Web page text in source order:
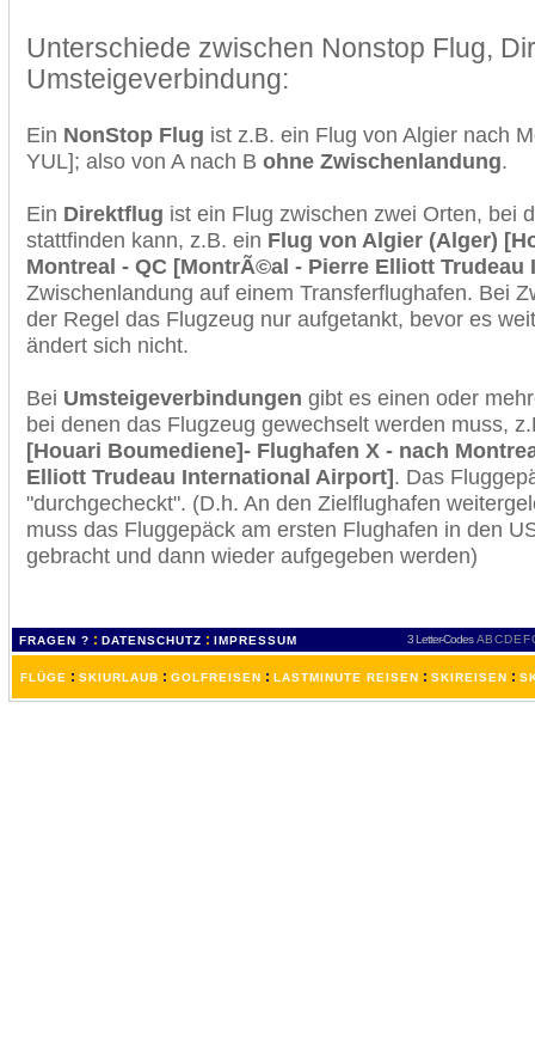
Unterschiede zwischen Nonstop Flug,
Umsteigeverbindung:
Ein NonStop Flug ist z.B. ein Flug von Algier nach
YUL]; also von A nach B ohne Zwischenlandung.
Ein Direktflug ist ein Flug zwischen zwei Orten, bei
stattfinden kann, z.B. ein Flug von Algier (Alger)
Montreal - QC [MontrÃ©al - Pierre Elliott
Zwischenlandung auf einem Transferflughafen. Bei
der Regel das Flugzeug nur aufgetankt, bevor es
ändert sich nicht.
Bei Umsteigeverbindungen gibt es einen oder
bei denen das Flugzeug gewechselt werden muss,
[Houari Boumediene]- Flughafen X - nach
Elliott Trudeau International Airport]. Das
"durchgecheckt". (D.h. An den Zielflughafen
muss das Fluggepäck am ersten Flughafen in den
gebracht und dann wieder aufgegeben werden)
FRAGEN ? : DATENSCHUTZ : IMPRESSUM 3 Letter-Codes ABCDEF
FLÜGE : SKIURLAUB : GOLFREISEN : LASTMINUTE REISEN : SKIREISEN :